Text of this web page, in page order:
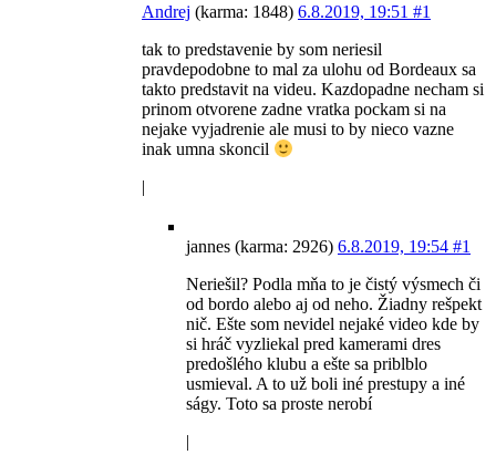
Andrej (karma: 1848) 6.8.2019, 19:51 #1
tak to predstavenie by som neriesil
pravdepodobne to mal za ulohu od Bordeaux sa
takto predstavit na videu. Kazdopadne necham si
prinom otvorene zadne vratka pockam si na
nejake vyjadrenie ale musi to by nieco vazne
inak umna skoncil
|
jannes (karma: 2926) 6.8.2019, 19:54 #1
Neriešil? Podla mňa to je čistý výsmech či
od bordo alebo aj od neho. Žiadny rešpekt
nič. Ešte som nevidel nejaké video kde by
si hráč vyzliekal pred kamerami dres
predošlého klubu a ešte sa priblblo
usmieval. A to už boli iné prestupy a iné
ságy. Toto sa proste nerobí
|